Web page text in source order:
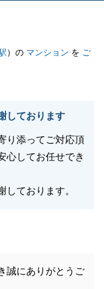
）の マンション を ご
しております
り添ってご対応頂
心してお任せでき
しております。
誠にありがとうご